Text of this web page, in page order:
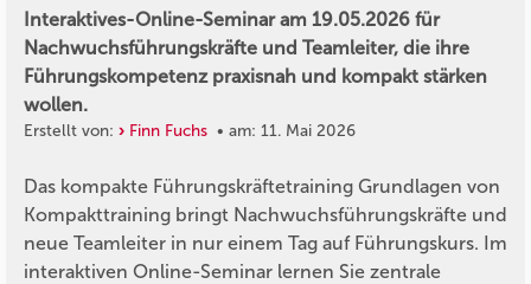
Interaktives-Online-Seminar am 19.05.2026 für
Nachwuchsführungskräfte und Teamleiter, die ihre
Führungskompetenz praxisnah und kompakt stärken
wollen.
Erstellt von: Finn Fuchs • am: 11. Mai 2026
Das kompakte Führungskräftetraining Grundlagen von
Kompakttraining bringt Nachwuchsführungskräfte und
neue Teamleiter in nur einem Tag auf Führungskurs. Im
interaktiven Online-Seminar lernen Sie zentrale